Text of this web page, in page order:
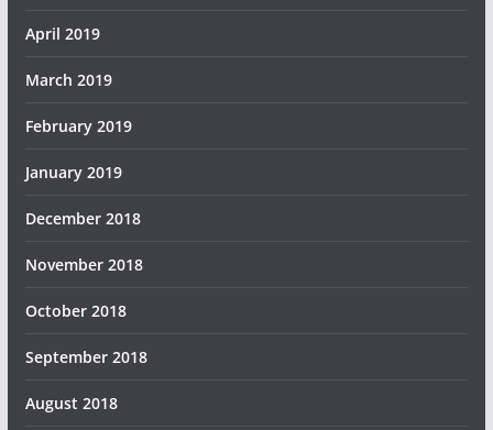
April 2019
March 2019
February 2019
January 2019
December 2018
November 2018
October 2018
September 2018
August 2018